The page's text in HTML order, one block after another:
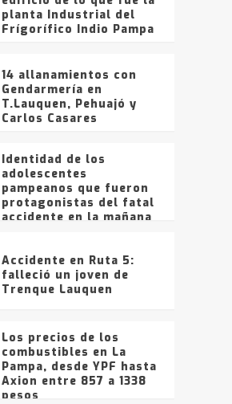
planta Industrial del
Frígorífico Indio Pampa
14 allanamientos con
Gendarmería en
T.Lauquen, Pehuajó y
Carlos Casares
Identidad de los
adolescentes
pampeanos que fueron
protagonistas del fatal
accidente en la mañana
Accidente en Ruta 5:
falleció un joven de
Trenque Lauquen
Los precios de los
combustibles en La
Pampa, desde YPF hasta
Axion entre 857 a 1338
pesos